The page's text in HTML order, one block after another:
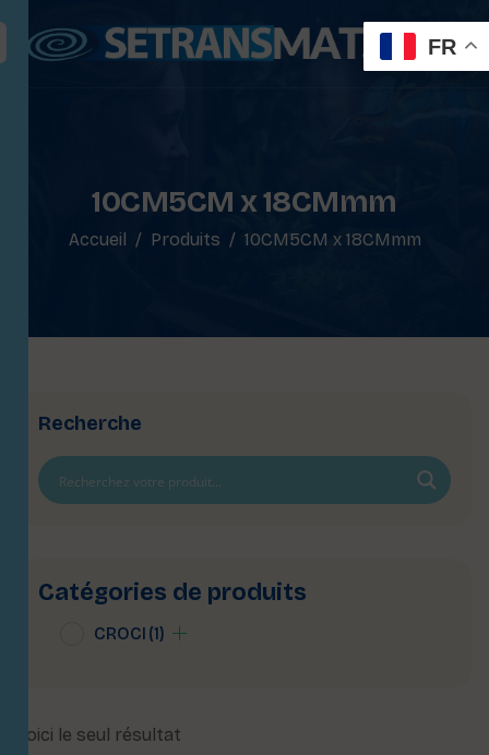
10CM5CM x 18CMmm
Accueil Produits 10CM5CM x 18CMmm
Recherche
Catégories de produits
CROCI (1)
Voici le seul résultat
FR